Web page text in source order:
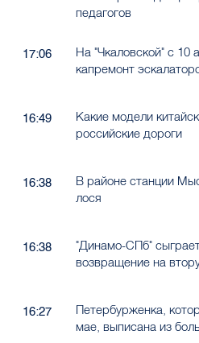
педагогов
17:06
На "Чкаловской" с 10
капремонт
16:49
Какие модели
российские дороги
16:38
В районе станции
лося
16:38
"Динамо-СПб"
возвращение на
16:27
Петербурженка,
мае, выписана из